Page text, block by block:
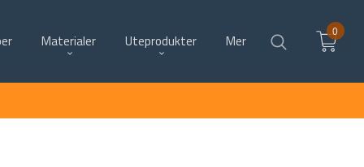
Materialer Uteprodukter Mer
0